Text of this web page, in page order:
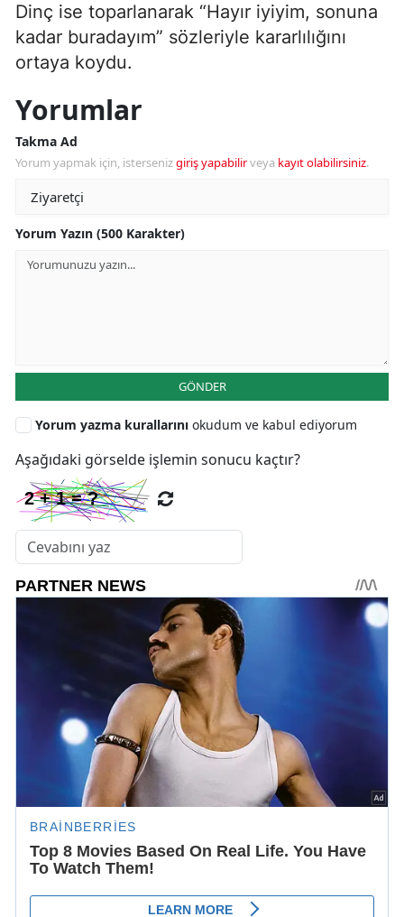
Dinç ise toparlanarak “Hayır iyiyim, sonuna
kadar buradayım” sözleriyle kararlılığını
ortaya koydu.
Yorumlar
Takma Ad
Yorum yapmak için, istersenizgiriş yapabilirveya kayıt olabilirsiniz.
Yorum Yazın (500 Karakter)
GÖNDER
Yorum yazma kurallarını okudum ve kabul ediyorum
Aşağıdaki görselde işlemin sonucu kaçtır?